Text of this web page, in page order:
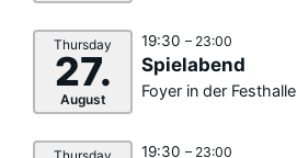
Thursday
27.
August
19:30 – 23:00
Spielabend
Foyer in der Festhalle
19:30 – 23:00